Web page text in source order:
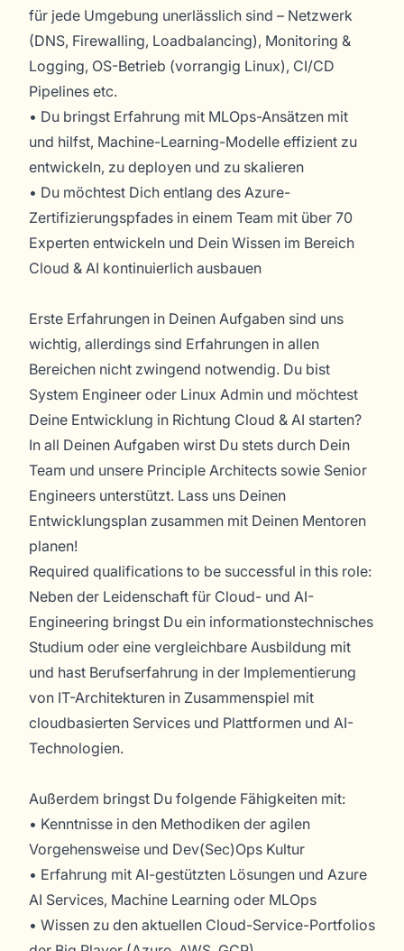
für jede Umgebung unerlässlich sind – Netzwerk
(DNS, Firewalling, Loadbalancing), Monitoring &
Logging, OS-Betrieb (vorrangig Linux), CI/CD
Pipelines etc.
• Du bringst Erfahrung mit MLOps-Ansätzen mit
und hilfst, Machine-Learning-Modelle effizient zu
entwickeln, zu deployen und zu skalieren
• Du möchtest Dich entlang des Azure-
Zertifizierungspfades in einem Team mit über 70
Experten entwickeln und Dein Wissen im Bereich
Cloud & AI kontinuierlich ausbauen
Erste Erfahrungen in Deinen Aufgaben sind uns
wichtig, allerdings sind Erfahrungen in allen
Bereichen nicht zwingend notwendig. Du bist
System Engineer oder Linux Admin und möchtest
Deine Entwicklung in Richtung Cloud & AI starten?
In all Deinen Aufgaben wirst Du stets durch Dein
Team und unsere Principle Architects sowie Senior
Engineers unterstützt. Lass uns Deinen
Entwicklungsplan zusammen mit Deinen Mentoren
planen!
Required qualifications to be successful in this role:
Neben der Leidenschaft für Cloud- und AI-
Engineering bringst Du ein informationstechnisches
Studium oder eine vergleichbare Ausbildung mit
und hast Berufserfahrung in der Implementierung
von IT-Architekturen in Zusammenspiel mit
cloudbasierten Services und Plattformen und AI-
Technologien.
Außerdem bringst Du folgende Fähigkeiten mit:
• Kenntnisse in den Methodiken der agilen
Vorgehensweise und Dev(Sec)Ops Kultur
• Erfahrung mit AI-gestützten Lösungen und Azure
AI Services, Machine Learning oder MLOps
• Wissen zu den aktuellen Cloud-Service-Portfolios